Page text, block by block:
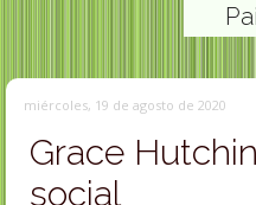
miércoles, 19 de agosto de 2020
Grace
social